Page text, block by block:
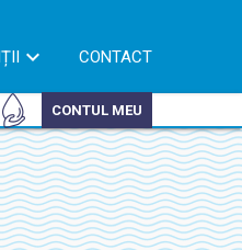
CONTACT
CONTUL MEU